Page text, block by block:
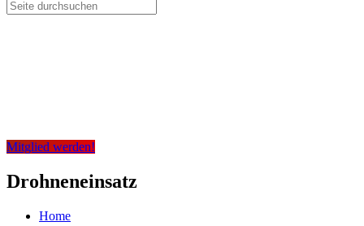
Mitglied werden!
Drohneneinsatz
Home